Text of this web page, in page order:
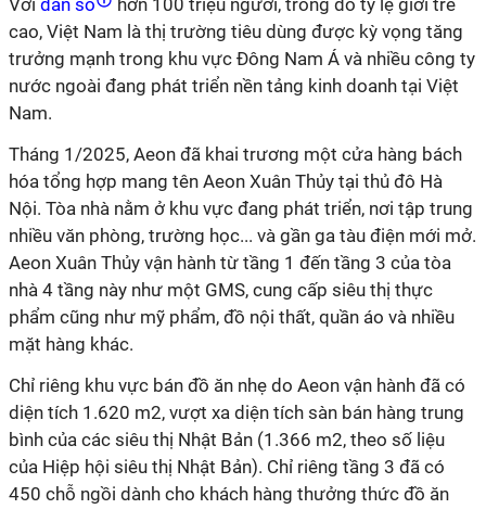
Với dân số
hơn 100 triệu người, trong đó tỷ lệ giới trẻ
cao, Việt Nam là thị trường tiêu dùng được kỳ vọng tăng
trưởng mạnh trong khu vực Đông Nam Á và nhiều công ty
nước ngoài đang phát triển nền tảng kinh doanh tại Việt
Nam.
Tháng 1/2025, Aeon đã khai trương một cửa hàng bách
hóa tổng hợp mang tên Aeon Xuân Thủy tại thủ đô Hà
Nội. Tòa nhà nằm ở khu vực đang phát triển, nơi tập trung
nhiều văn phòng, trường học... và gần ga tàu điện mới mở.
Aeon Xuân Thủy vận hành từ tầng 1 đến tầng 3 của tòa
nhà 4 tầng này như một GMS, cung cấp siêu thị thực
phẩm cũng như mỹ phẩm, đồ nội thất, quần áo và nhiều
mặt hàng khác.
Chỉ riêng khu vực bán đồ ăn nhẹ do Aeon vận hành đã có
diện tích 1.620 m2, vượt xa diện tích sàn bán hàng trung
bình của các siêu thị Nhật Bản (1.366 m2, theo số liệu
của Hiệp hội siêu thị Nhật Bản). Chỉ riêng tầng 3 đã có
450 chỗ ngồi dành cho khách hàng thưởng thức đồ ăn